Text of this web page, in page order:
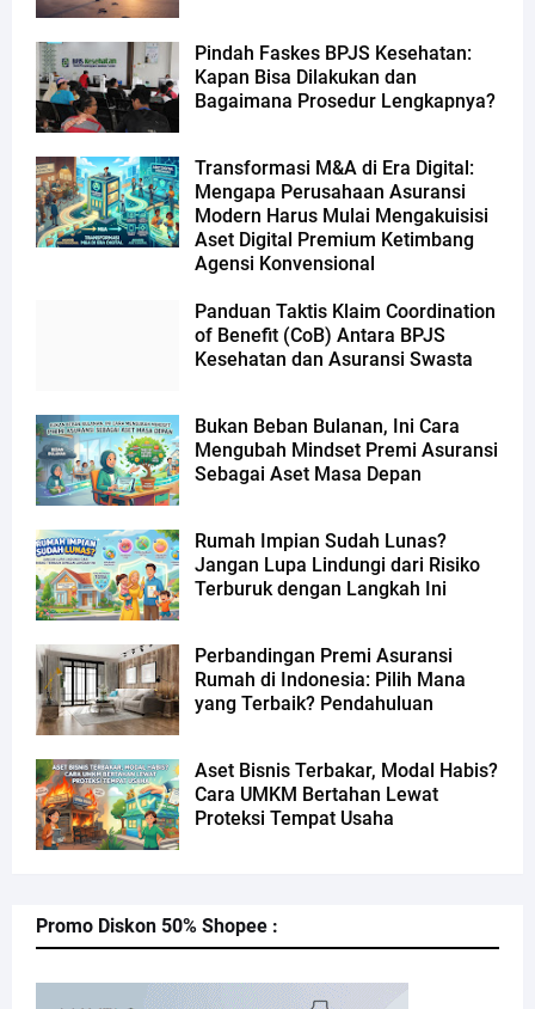
Pindah Faskes BPJS Kesehatan:
Kapan Bisa Dilakukan dan
Bagaimana Prosedur Lengkapnya?
Transformasi M&A di Era Digital:
Mengapa Perusahaan Asuransi
Modern Harus Mulai Mengakuisisi
Aset Digital Premium Ketimbang
Agensi Konvensional
Panduan Taktis Klaim Coordination
of Benefit (CoB) Antara BPJS
Kesehatan dan Asuransi Swasta
Bukan Beban Bulanan, Ini Cara
Mengubah Mindset Premi Asuransi
Sebagai Aset Masa Depan
Rumah Impian Sudah Lunas?
Jangan Lupa Lindungi dari Risiko
Terburuk dengan Langkah Ini
Perbandingan Premi Asuransi
Rumah di Indonesia: Pilih Mana
yang Terbaik? Pendahuluan
Aset Bisnis Terbakar, Modal Habis?
Cara UMKM Bertahan Lewat
Proteksi Tempat Usaha
Promo Diskon 50% Shopee :